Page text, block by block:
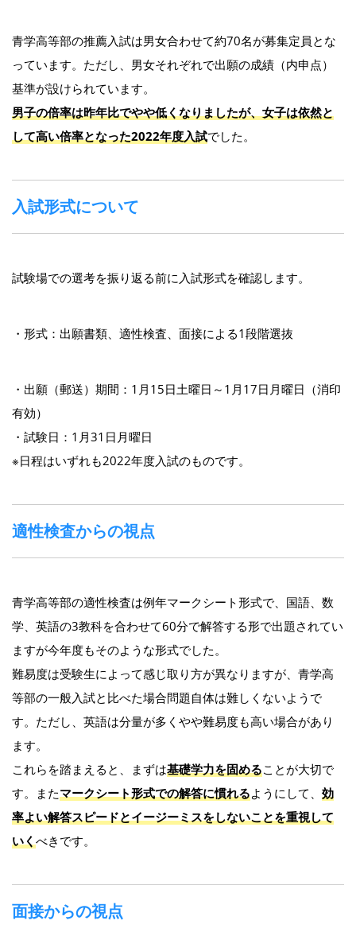
青学高等部の推薦入試は男女合わせて約70名が募集定員とな
っています。ただし、男女それぞれで出願の成績（内申点）
基準が設けられています。
男子の倍率は昨年比でやや低くなりましたが、女子は依然と
して高い倍率となった2022年度入試でした。
入試形式について
試験場での選考を振り返る前に入試形式を確認します。
・形式：出願書類、適性検査、面接による1段階選抜
・出願（郵送）期間：1月15日土曜日～1月17日月曜日（消印
有効）
・試験日：1月31日月曜日
※日程はいずれも2022年度入試のものです。
適性検査からの視点
青学高等部の適性検査は例年マークシート形式で、国語、数
学、英語の3教科を合わせて60分で解答する形で出題されてい
ますが今年度もそのような形式でした。
難易度は受験生によって感じ取り方が異なりますが、青学高
等部の一般入試と比べた場合問題自体は難しくないようで
す。ただし、英語は分量が多くやや難易度も高い場合があり
ます。
これらを踏まえると、まずは基礎学力を固めることが大切で
す。またマークシート形式での解答に慣れるようにして、 効
率よい解答スピードとイージーミスをしないことを重視して
いくべきです。
面接からの視点